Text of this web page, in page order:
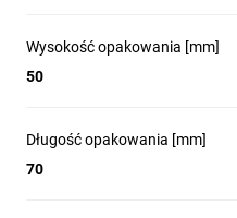
Wysokość opakowania [mm]
50
Długość opakowania [mm]
70